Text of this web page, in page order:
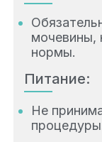
мочевины,
нормы.
Питание:
Не